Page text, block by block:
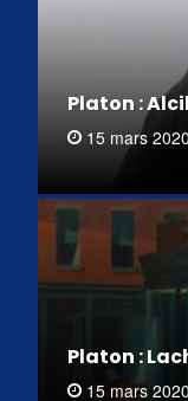
Platon :
15 mars 2020
Platon :
15 mars 2020